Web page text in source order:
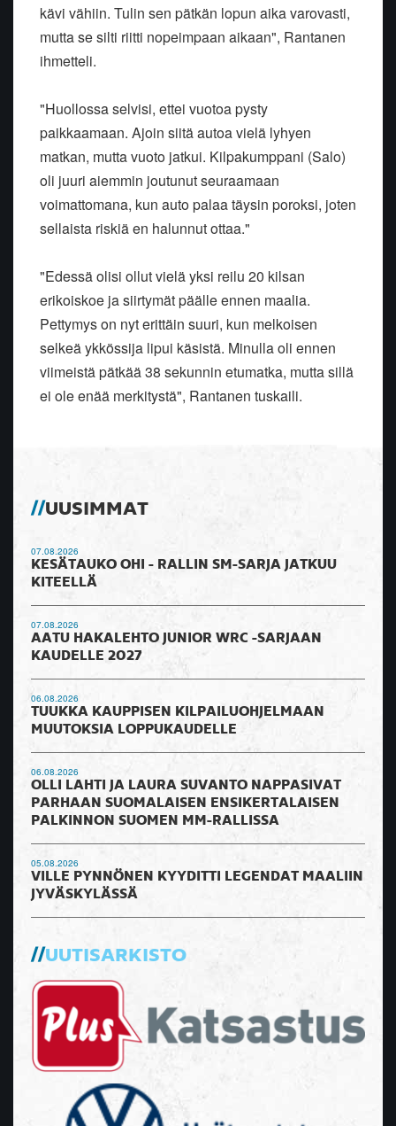
kävi vähiin. Tulin sen pätkän lopun aika varovasti,
mutta se silti riitti nopeimpaan aikaan", Rantanen
ihmetteli.
"Huollossa selvisi, ettei vuotoa pysty
paikkaamaan. Ajoin siitä autoa vielä lyhyen
matkan, mutta vuoto jatkui. Kilpakumppani (Salo)
oli juuri aiemmin joutunut seuraamaan
voimattomana, kun auto palaa täysin poroksi, joten
sellaista riskiä en halunnut ottaa."
"Edessä olisi ollut vielä yksi reilu 20 kilsan
erikoiskoe ja siirtymät päälle ennen maalia.
Pettymys on nyt erittäin suuri, kun melkoisen
selkeä ykkössija lipui käsistä. Minulla oli ennen
viimeistä pätkää 38 sekunnin etumatka, mutta sillä
ei ole enää merkitystä", Rantanen tuskaili.
UUSIMMAT
07.08.2026
KESÄTAUKO OHI - RALLIN SM-SARJA JATKUU
KITEELLÄ
07.08.2026
AATU HAKALEHTO JUNIOR WRC -SARJAAN
KAUDELLE 2027
06.08.2026
TUUKKA KAUPPISEN KILPAILUOHJELMAAN
MUUTOKSIA LOPPUKAUDELLE
06.08.2026
OLLI LAHTI JA LAURA SUVANTO NAPPASIVAT
PARHAAN SUOMALAISEN ENSIKERTALAISEN
PALKINNON SUOMEN MM-RALLISSA
05.08.2026
VILLE PYNNÖNEN KYYDITTI LEGENDAT MAALIIN
JYVÄSKYLÄSSÄ
UUTISARKISTO